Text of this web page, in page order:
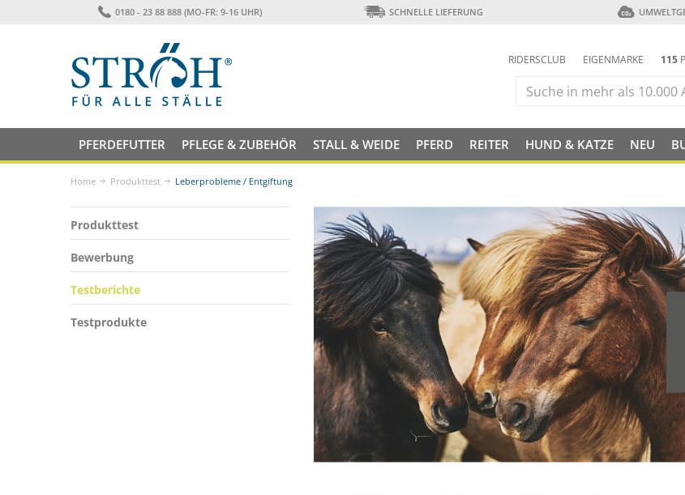
0180 - 23 88 888 (MO-FR: 9-16 UHR) SCHNELLE LIEFERUNG
RIDERSCLUB EIGENMARKE 115
PFERDEFUTTER PFLEGE & ZUBEHÖR STALL & WEIDE PFERD REITER HUND & KATZE NEU
Home Produkttest Leberprobleme / Entgiftung
Produkttest
Bewerbung
Testberichte
Testprodukte